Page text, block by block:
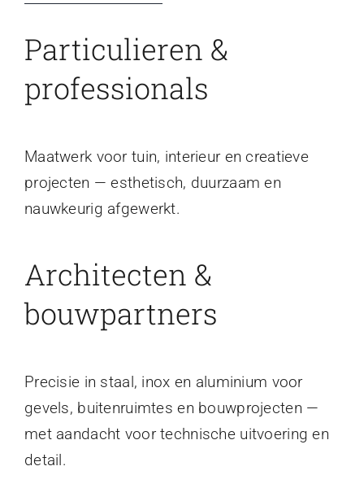
Particulieren &
professionals
Maatwerk voor tuin, interieur en creatieve
projecten — esthetisch, duurzaam en
nauwkeurig afgewerkt.
Architecten &
bouwpartners
Precisie in staal, inox en aluminium voor
gevels, buitenruimtes en bouwprojecten —
met aandacht voor technische uitvoering en
detail.